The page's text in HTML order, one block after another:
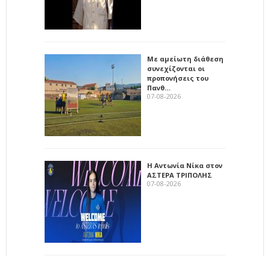
Με αμείωτη διάθεση
συνεχίζονται οι
προπονήσεις του
Πανθ…
07-08-2026
Η Αντωνία Νίκα στον
ΑΣΤΕΡΑ ΤΡΙΠΟΛΗΣ
07-08-2026